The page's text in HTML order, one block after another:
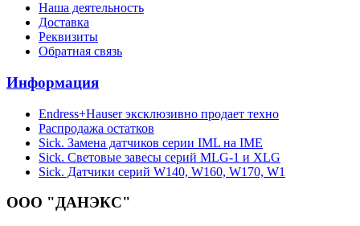
Наша деятельность
Доставка
Реквизиты
Обратная связь
Информация
Endress+Hauser эксклюзивно продает техно
Распродажа остатков
Sick. Замена датчиков серии IML на IME
Sick. Световые завесы серий MLG-1 и XLG
Sick. Датчики серий W140, W160, W170, W1
ООО "ДАНЭКС"